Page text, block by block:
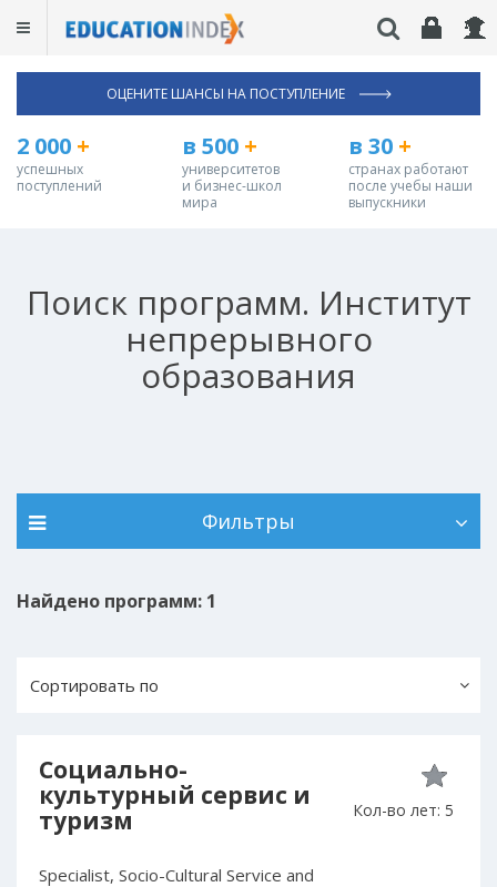
ОЦЕНИТЕ ШАНСЫ НА ПОСТУПЛЕНИЕ
2 000 +
успешных
поступлений
в 500 +
университетов
и бизнес-школ
мира
в 30+
странах работают
после учебы наши
выпускники
Поиск программ. Институт
непрерывного
образования
Фильтры
Найдено программ: 1
Сортировать по
Социально-
культурный сервис и
туризм
Specialist, Socio-Cultural Service and
Кол-во лет: 5